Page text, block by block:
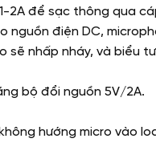
2A để sạc thông qua
nguồn điện DC,
sẽ nhấp nháy, và biểu
bộ đổi nguồn 5V/2A.
hướng micro vào